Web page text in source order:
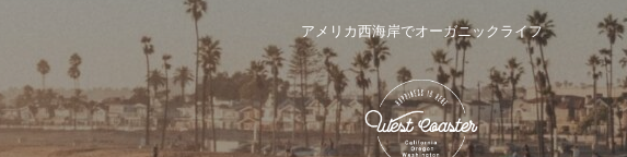
アメリカ西海岸でオーガニックライフ